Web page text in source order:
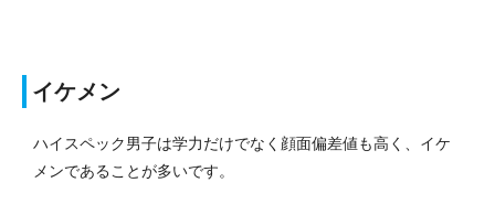
イケメン
ハイスペック男子は学力だけでなく顔面偏差値も高く、イケ
メンであることが多いです。